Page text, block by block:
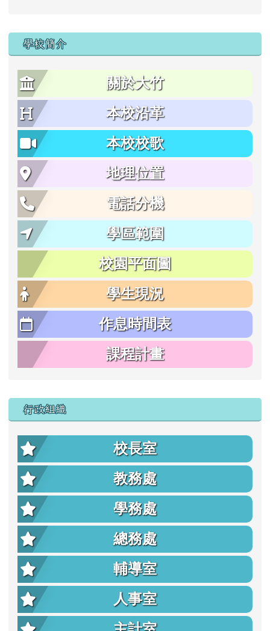
學校簡介
關於大竹
本校沿革
本校校歌
地理位置
電話分機
學區範圍
校園平面圖
學生現況
作息時間表
課程計畫
行政組織
校長室
教務處
學務處
總務處
輔導室
人事室